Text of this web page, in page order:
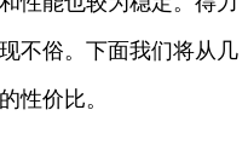
不俗。下面我们将从几
性价比。